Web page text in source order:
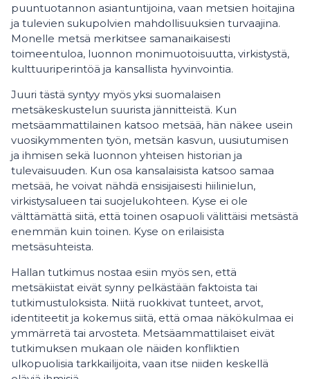
puuntuotannon asiantuntijoina, vaan metsien hoitajina
ja tulevien sukupolvien mahdollisuuksien turvaajina.
Monelle metsä merkitsee samanaikaisesti
toimeentuloa, luonnon monimuotoisuutta, virkistystä,
kulttuuriperintöä ja kansallista hyvinvointia.
Juuri tästä syntyy myös yksi suomalaisen
metsäkeskustelun suurista jännitteistä. Kun
metsäammattilainen katsoo metsää, hän näkee usein
vuosikymmenten työn, metsän kasvun, uusiutumisen
ja ihmisen sekä luonnon yhteisen historian ja
tulevaisuuden. Kun osa kansalaisista katsoo samaa
metsää, he voivat nähdä ensisijaisesti hiilinielun,
virkistysalueen tai suojelukohteen. Kyse ei ole
välttämättä siitä, että toinen osapuoli välittäisi metsästä
enemmän kuin toinen. Kyse on erilaisista
metsäsuhteista.
Hallan tutkimus nostaa esiin myös sen, että
metsäkiistat eivät synny pelkästään faktoista tai
tutkimustuloksista. Niitä ruokkivat tunteet, arvot,
identiteetit ja kokemus siitä, että omaa näkökulmaa ei
ymmärretä tai arvosteta. Metsäammattilaiset eivät
tutkimuksen mukaan ole näiden konfliktien
ulkopuolisia tarkkailijoita, vaan itse niiden keskellä